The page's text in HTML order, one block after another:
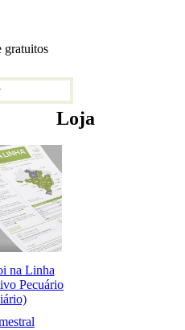
gratuitos
Loja
na Linha
Pecuário